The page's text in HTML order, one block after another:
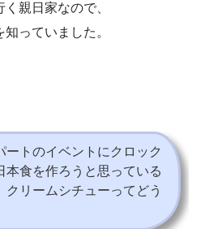
親日家なので、
っていました。
ートのイベントにクロック
本食を作ろうと思っている
クリームシチューってどう